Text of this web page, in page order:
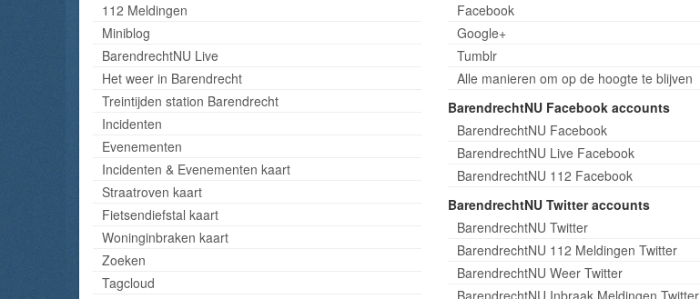
112 Meldingen
Miniblog
BarendrechtNU Live
Het weer in Barendrecht
Treintijden station Barendrecht
Incidenten
Evenementen
Incidenten & Evenementen kaart
Straatroven kaart
Fietsendiefstal kaart
Woninginbraken kaart
Zoeken
Tagcloud
Facebook
Google+
Tumblr
Alle manieren om op de hoogte te blijven
BarendrechtNU Facebook accounts
BarendrechtNU Facebook
BarendrechtNU Live Facebook
BarendrechtNU 112 Facebook
BarendrechtNU Twitter accounts
BarendrechtNU Twitter
BarendrechtNU 112 Meldingen Twitter
BarendrechtNU Weer Twitter
BarendrechtNU Inbraak Meldingen Twitter